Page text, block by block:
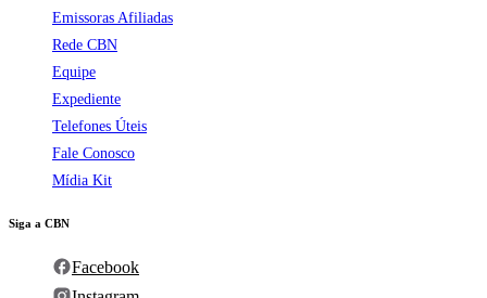
Emissoras Afiliadas
Rede CBN
Equipe
Expediente
Telefones Úteis
Fale Conosco
Mídia Kit
Siga a CBN
Facebook